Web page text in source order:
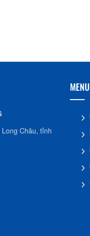
Châu, tỉnh
MENU